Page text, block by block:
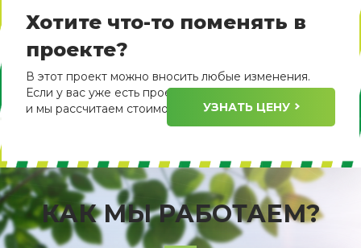
Хотите что-то поменять в
проекте?
В этот проект можно вносить любые изменения.
Если у вас уже есть проект, пришлите его нам
и мы рассчитаем стоимость его изготовления.
УЗНАТЬ ЦЕНУ
КАК МЫ РАБОТАЕМ?